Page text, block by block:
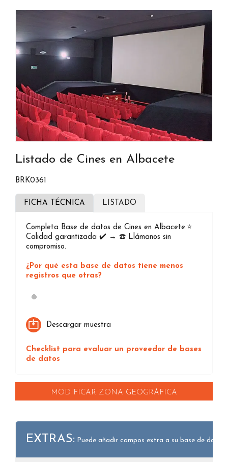
Listado de Cines en Albacete
BRK0361
FICHA TÉCNICA LISTADO
Completa Base de datos de Cines en Albacete.⭐️
Calidad garantizada ✔️ → ☎️ Llámanos sin
compromiso.
¿Por qué esta base de datos tiene menos
registros que otras?
Loading...
Descargar muestra
Checklist para evaluar un proveedor de bases
de datos
MODIFICAR ZONA GEOGRÁFICA
EXTRAS: Puede añadir campos extra a su base de datos.